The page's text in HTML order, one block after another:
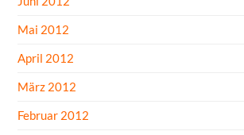
Mai 2012
April 2012
März 2012
Februar 2012